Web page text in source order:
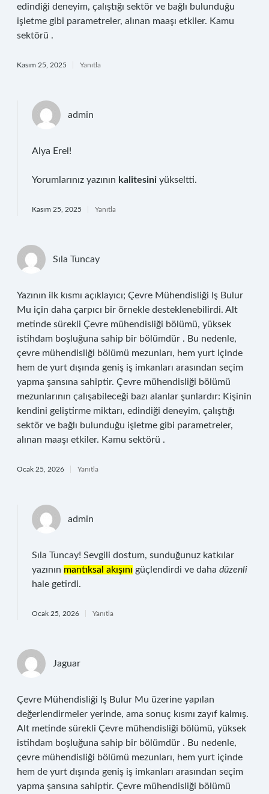
edindiği deneyim, çalıştığı sektör ve bağlı bulunduğu
işletme gibi parametreler, alınan maaşı etkiler. Kamu
sektörü .
Kasım 25, 2025 Yanıtla
admin
Alya Erel!
Yorumlarınız yazının kalitesini yükseltti.
Kasım 25, 2025 Yanıtla
Sıla Tuncay
Yazının ilk kısmı açıklayıcı; Çevre Mühendisliği Iş Bulur
Mu için daha çarpıcı bir örnekle desteklenebilirdi. Alt
metinde sürekli Çevre mühendisliği bölümü, yüksek
istihdam boşluğuna sahip bir bölümdür . Bu nedenle,
çevre mühendisliği bölümü mezunları, hem yurt içinde
hem de yurt dışında geniş iş imkanları arasından seçim
yapma şansına sahiptir. Çevre mühendisliği bölümü
mezunlarının çalışabileceği bazı alanlar şunlardır: Kişinin
kendini geliştirme miktarı, edindiği deneyim, çalıştığı
sektör ve bağlı bulunduğu işletme gibi parametreler,
alınan maaşı etkiler. Kamu sektörü .
Ocak 25, 2026 Yanıtla
admin
Sıla Tuncay! Sevgili dostum, sunduğunuz katkılar
yazının mantıksal akışını güçlendirdi ve daha düzenli
hale getirdi.
Ocak 25, 2026 Yanıtla
Jaguar
Çevre Mühendisliği Iş Bulur Mu üzerine yapılan
değerlendirmeler yerinde, ama sonuç kısmı zayıf kalmış.
Alt metinde sürekli Çevre mühendisliği bölümü, yüksek
istihdam boşluğuna sahip bir bölümdür . Bu nedenle,
çevre mühendisliği bölümü mezunları, hem yurt içinde
hem de yurt dışında geniş iş imkanları arasından seçim
yapma şansına sahiptir. Çevre mühendisliği bölümü